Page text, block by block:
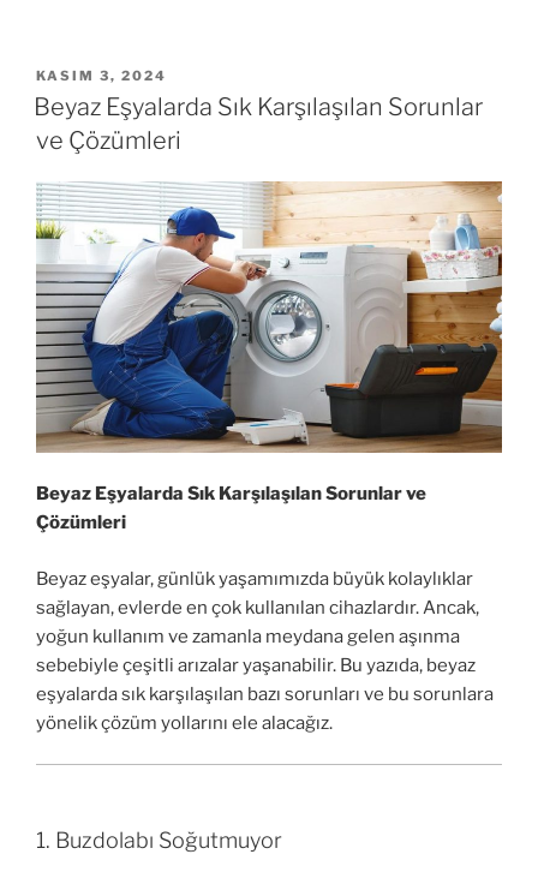
YAYIM
TARIHI
KASIM 3, 2024
Beyaz Eşyalarda Sık Karşılaşılan Sorunlar
ve Çözümleri
Beyaz Eşyalarda Sık Karşılaşılan Sorunlar ve
Çözümleri
Beyaz eşyalar, günlük yaşamımızda büyük kolaylıklar
sağlayan, evlerde en çok kullanılan cihazlardır. Ancak,
yoğun kullanım ve zamanla meydana gelen aşınma
sebebiyle çeşitli arızalar yaşanabilir. Bu yazıda, beyaz
eşyalarda sık karşılaşılan bazı sorunları ve bu sorunlara
yönelik çözüm yollarını ele alacağız.
1. Buzdolabı Soğutmuyor